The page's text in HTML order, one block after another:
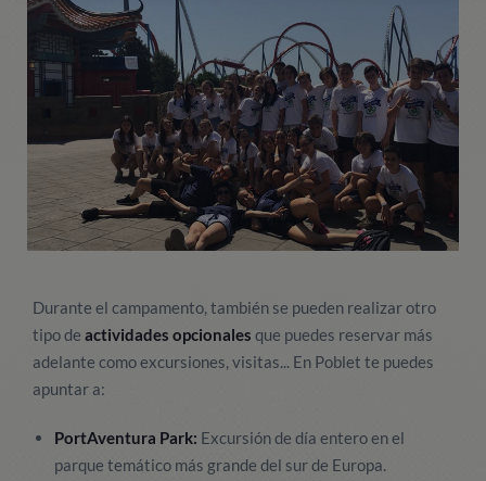
Durante el campamento, también se pueden realizar otro
tipo de actividades opcionales que puedes reservar más
adelante como excursiones, visitas... En Poblet te puedes
apuntar a:
PortAventura Park: Excursión de día entero en el
parque temático más grande del sur de Europa.